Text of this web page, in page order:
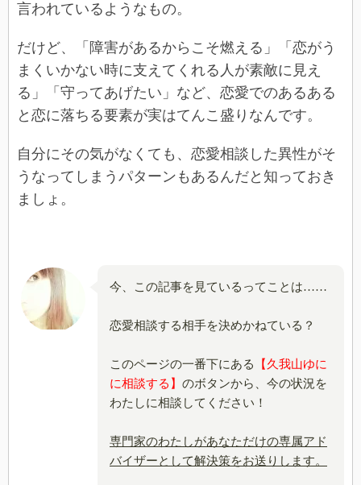
言われているようなもの。
だけど、「障害があるからこそ燃える」「恋がう
まくいかない時に支えてくれる人が素敵に見え
る」「守ってあげたい」など、恋愛でのあるある
と恋に落ちる要素が実はてんこ盛りなんです。
自分にその気がなくても、恋愛相談した異性がそ
うなってしまうパターンもあるんだと知っておき
ましょ。
今、この記事を見ているってことは……
恋愛相談する相手を決めかねている？
このページの一番下にある
【久我山ゆに
に相談する】 のボタンから、今の状況を
わたしに相談してください！
専門家のわたしがあなただけの専属アド
バイザーとして解決策をお送りします。